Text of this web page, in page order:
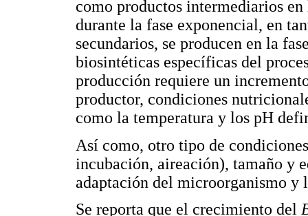
como productos intermediarios
durante la fase exponencial, en
secundarios, se producen en la
biosintéticas específicas del
producción requiere un
productor, condiciones
como la temperatura y los pH
Así como, otro tipo de
incubación, aireación), tamaño y
adaptación del microorganismo
Se reporta que el crecimiento del